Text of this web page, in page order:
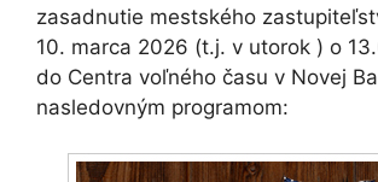
zasadnutie mestského
10. marca 2026 (t.j. v utorok ) o
do Centra voľného času v Novej
nasledovným programom: